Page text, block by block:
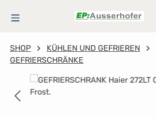
Zum Hauptinhalt springen
SHOP
KÜHLEN UND GEFRIEREN
GEFRIERSCHRÄNKE
Bildergalerie überspringen